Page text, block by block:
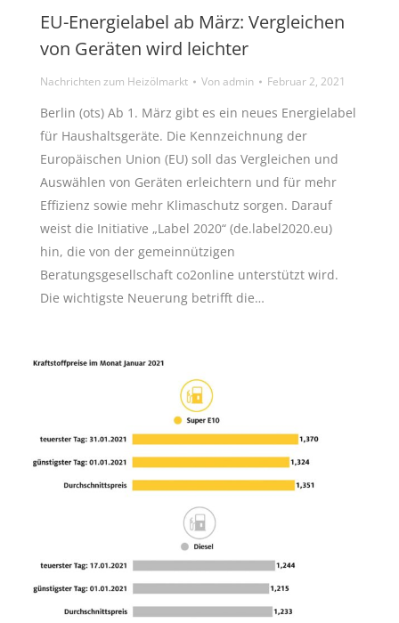
EU-Energielabel ab März: Vergleichen
von Geräten wird leichter
Nachrichten zum Heizölmarkt Vonadmin Februar 2, 2021
Berlin (ots) Ab 1. März gibt es ein neues Energielabel
für Haushaltsgeräte. Die Kennzeichnung der
Europäischen Union (EU) soll das Vergleichen und
Auswählen von Geräten erleichtern und für mehr
Effizienz sowie mehr Klimaschutz sorgen. Darauf
weist die Initiative „Label 2020“ (de.label2020.eu)
hin, die von der gemeinnützigen
Beratungsgesellschaft co2online unterstützt wird.
Die wichtigste Neuerung betrifft die…